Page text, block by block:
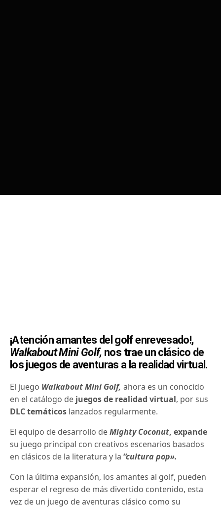
¡Atención amantes del golf enrevesado!,
Walkabout Mini Golf, nos trae un clásico de
los juegos de aventuras a la realidad virtual.
El juego Walkabout Mini Golf, ahora es un conocido
en el catálogo de juegos de realidad virtual, por sus
DLC temáticos lanzados regularmente.
El equipo de desarrollo deMighty Coconut, expande
su juego principal con creativos escenarios basados ​​
en clásicos de la literatura y la‘‘cultura pop».
Con la última expansión, los amantes al golf, pueden
esperar el regreso de más divertido contenido, esta
vez de un juego de aventuras clásico como su